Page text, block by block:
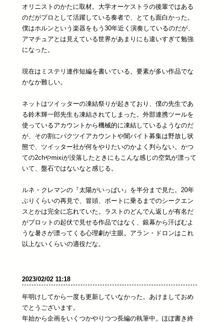
オリニストのかたに取材。大学オーケストラの後輩ではある
のだがプロとして活躍している奏者で、とても面白かった。
僕はホルンという楽器をもう30年近く演奏しているのだが、
アマチュアとは見えている世界があまりにも違いすぎて勉強
になった。
現在はミステリ連作短編を書いている。要素が多い作品でな
かなか難しい。
ネットはツイッターの凍結祭りが起きており、僕の先生であ
る鈴木輝一郎先生も凍結されてしまった。外部連携ツールを
使っているアカウントから機械的に凍結しているようなのだ
が、その割にパクツイアカウントや闇バイト募集は野放し状
態で、ツイッター社が何をやりたいのかよく判らない。かつ
ての2chやmixiが没落したときにもこんな感じの空気が漂って
いて、盤石ではないなと感じる。
ルネ・クレマンの『太陽がいっぱい』を半分まで見た。20年
ぶりくらいの再見で、冒頭、ボートに乗るまでのシークエン
スとかは完全に忘れていた。ラストのどんでん返しが有名だ
がプロットの起伏で見せる作品ではなく、銀幕から汗ばむよ
うな暑さが漂ってくる心理劇が主眼。アラン・ドロンはこれ
以上ないくらいの適役だな。
2023/02/02 11:18
年明けしてから一度も更新していなかった。あけましておめ
でとうございます。
年始から企画をいくつかやりつつ長編の執筆中。ほぼ書き終